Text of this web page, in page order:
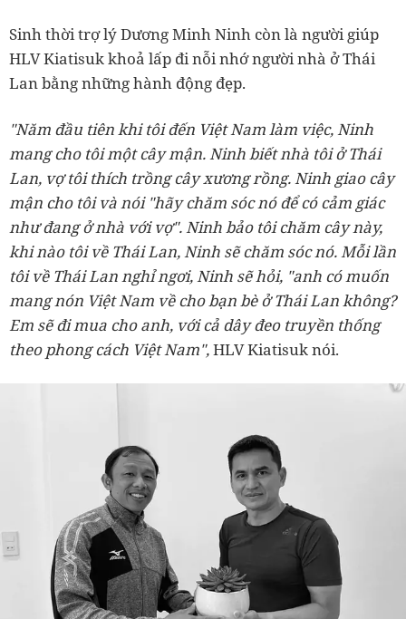
Sinh thời trợ lý Dương Minh Ninh còn là người giúp
HLV Kiatisuk khoả lấp đi nỗi nhớ người nhà ở Thái
Lan bằng những hành động đẹp.
"Năm đầu tiên khi tôi đến Việt Nam làm việc, Ninh
mang cho tôi một cây mận. Ninh biết nhà tôi ở Thái
Lan, vợ tôi thích trồng cây xương rồng. Ninh giao cây
mận cho tôi và nói "hãy chăm sóc nó để có cảm giác
như đang ở nhà với vợ". Ninh bảo tôi chăm cây này,
khi nào tôi về Thái Lan, Ninh sẽ chăm sóc nó. Mỗi lần
tôi về Thái Lan nghỉ ngơi, Ninh sẽ hỏi, "anh có muốn
mang nón Việt Nam về cho bạn bè ở Thái Lan không?
Em sẽ đi mua cho anh, với cả dây đeo truyền thống
theo phong cách Việt Nam",HLV Kiatisuk nói.